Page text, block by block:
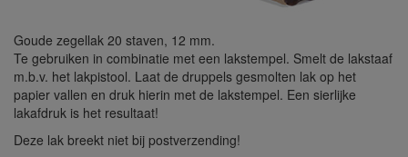
Goude zegellak 20 staven, 12 mm.
Te gebruiken in combinatie met een lakstempel. Smelt de lakstaaf
m.b.v. het lakpistool. Laat de druppels gesmolten lak op het
papier vallen en druk hierin met de lakstempel. Een sierlijke
lakafdruk is het resultaat!
Deze lak breekt niet bij postverzending!